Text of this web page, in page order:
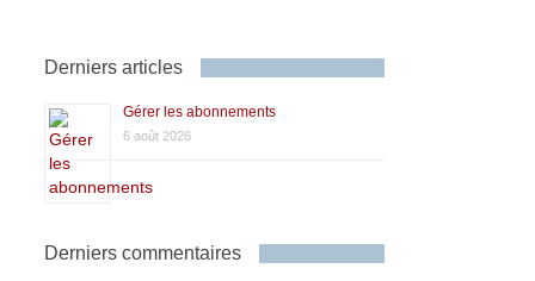
Derniers articles
Gérer les abonnements
6 août 2026
Derniers commentaires